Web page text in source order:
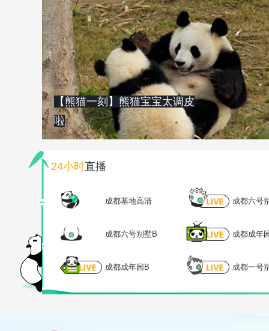
【熊猫一刻】熊猫宝宝太调皮
啦
24小时直播
成都基地高清 成都六号
成都六号别墅B 成都成年
成都成年园B 成都一号